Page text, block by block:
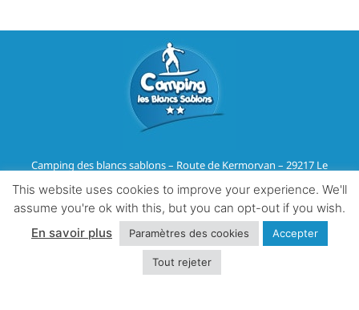
Camping des blancs sablons – Route de Kermorvan – 29217 Le
Tél :02 98 36 07 91–Email
Mentions légales & RGPD
This website uses cookies to improve your experience. We'll
assume you're ok with this, but you can opt-out if you wish.
En savoir plus
Paramètres des cookies Accepter
Tout rejeter